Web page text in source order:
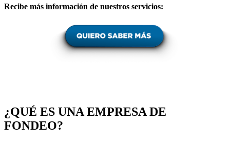
Recibe más información de nuestros servicios:
¿QUÉ ES UNA EMPRESA DE
FONDEO?